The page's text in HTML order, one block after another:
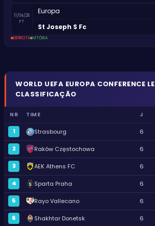
11/04/26
FT
Europa
St Joseph S Fc
DERROTA VITÓRIA
WORLD UEFA EUROPA CONFERENCE
CLASSIFICAÇÃO
NR TIME J
1 Strasbourg 6
2 Raków Częstochowa 6
3 AEK Athens FC 6
4 Sparta Praha 6
5 Rayo Vallecano 6
6 Shakhtar Donetsk 6